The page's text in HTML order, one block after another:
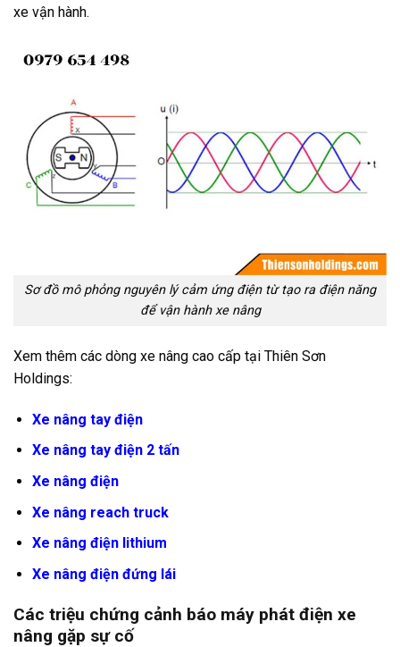
xe vận hành.
Sơ đồ mô phỏng nguyên lý cảm ứng điện từ tạo ra điện năng
để vận hành xe nâng
Xem thêm các dòng xe nâng cao cấp tại Thiên Sơn
Holdings:
Xe nâng tay điện
Xe nâng tay điện 2 tấn
Xe nâng điện
Xe nâng reach truck
Xe nâng điện lithium
Xe nâng điện đứng lái
Các triệu chứng cảnh báo máy phát điện xe
nâng gặp sự cố